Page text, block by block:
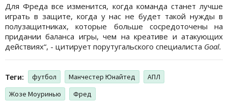
Для Фреда все изменится, когда команда станет лучше
играть в защите, когда у нас не будет такой нужды в
полузащитниках, которые больше сосредоточены на
придании баланса игры, чем на креативе и атакующих
действиях“, - цитирует порутугальского специалиста Goal.
Теги: футбол Манчестер Юнайтед
АПЛ
Жозе Моуринью
Фред